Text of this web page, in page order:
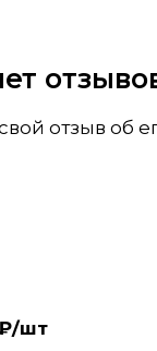
отзыв об
шт